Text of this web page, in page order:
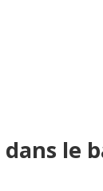
dans le